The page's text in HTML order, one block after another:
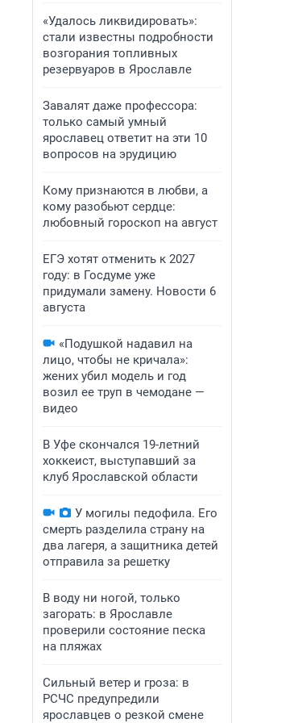
«Удалось ликвидировать»:
стали известны подробности
возгорания топливных
резервуаров в Ярославле
Завалят даже профессора:
только самый умный
ярославец ответит на эти 10
вопросов на эрудицию
Кому признаются в любви, а
кому разобьют сердце:
любовный гороскоп на август
ЕГЭ хотят отменить к 2027
году: в Госдуме уже
придумали замену. Новости 6
августа
«Подушкой надавил на
лицо, чтобы не кричала»:
жених убил модель и год
возил ее труп в чемодане —
видео
В Уфе скончался 19-летний
хоккеист, выступавший за
клуб Ярославской области
У могилы педофила. Его
смерть разделила страну на
два лагеря, а защитника детей
отправила за решетку
В воду ни ногой, только
загорать: в Ярославле
проверили состояние песка
на пляжах
Сильный ветер и гроза: в
РСЧС предупредили
ярославцев о резкой смене